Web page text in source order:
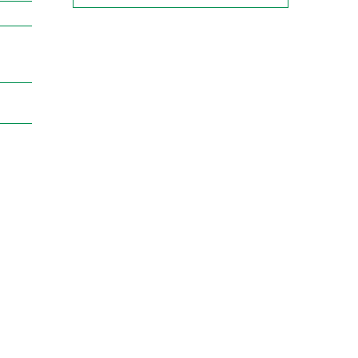
Dipl. systemischer Coach / Betriebl.
Kooperationen